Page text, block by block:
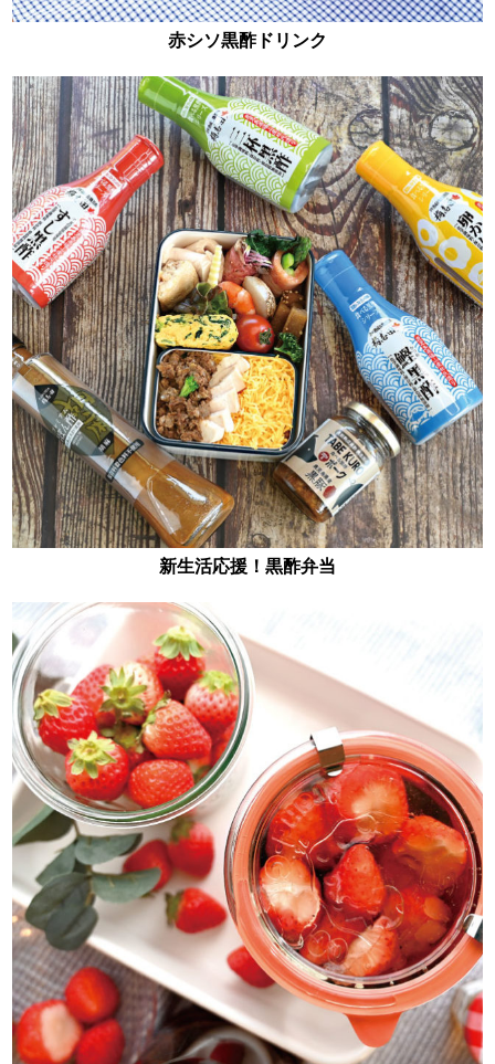
赤シソ黒酢ドリンク
新生活応援！黒酢弁当